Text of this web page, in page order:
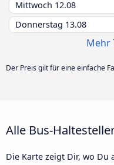
Mittwoch 12.08
Donnerstag 13.08
Mehr
Der Preis gilt für eine einfache
Alle Bus-
Die Karte zeigt Dir, wo Du